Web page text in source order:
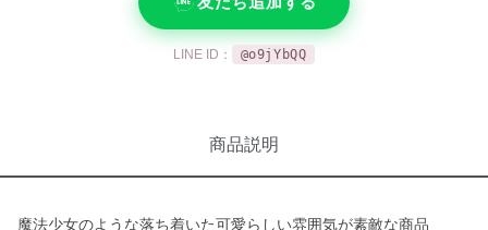
LINE ID： @o9jYbQQ
商品説明
魔法少女のような落ち着いた可愛らしい雰囲気が素敵な商品